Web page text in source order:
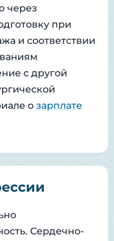
через
при
и соответствии
с другой
о зарплате
Сердечно-